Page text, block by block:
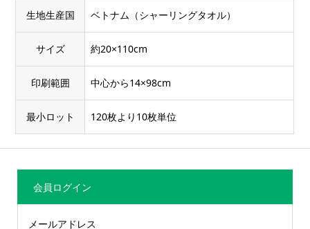
生地生産国 ベトナム（シャーリングタオル）
サイズ 約20×110cm
印刷範囲 中心から14×98cm
最小ロット 120枚より10枚単位
会員ログイン
メールアドレス